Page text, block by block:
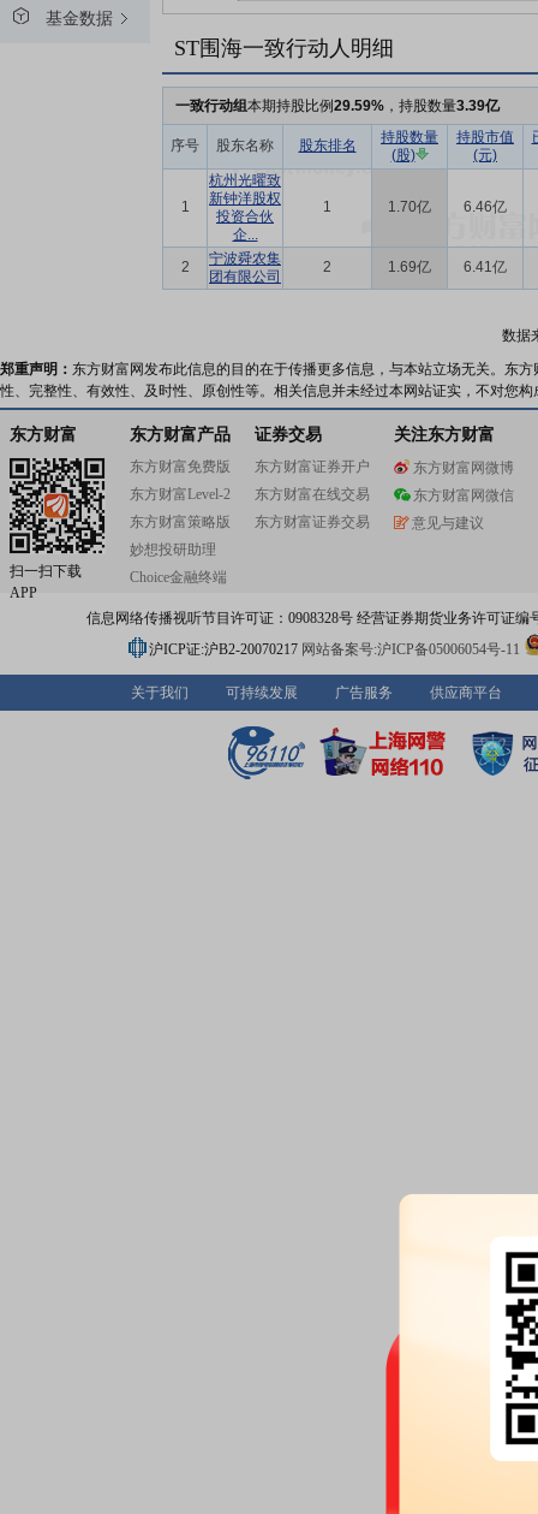
基金数据
ST围海一致行动人明细
一致行动组本期持股比例29.59% ，持股数量3.39亿
序号 股东名称 股东排名
持股数量
(股)
持股市值
(元)
1
杭州光曜致
新钟洋股权
投资合伙
企...
1 1.70亿 6.46亿
2
宁波舜农集
团有限公司
2 1.69亿 6.41亿
数据
郑重声明： 东方财富网发布此信息的目的在于传播更多信息，与本站立场无关。东
性、完整性、有效性、及时性、原创性等。相关信息并未经过本网站证实，不对您
东方财富
扫一扫下载
APP
东方财富产品
东方财富免费版
东方财富Level-2
东方财富策略版
妙想投研助理
Choice金融终端
证券交易
东方财富证券开户
东方财富在线交易
东方财富证券交易
关注东方财富
东方财富网微博
东方财富网微信
意见与建议
信息网络传播视听节目许可证：0908328号 经营证券期货业务许可证编
沪ICP证:沪B2-20070217 网站备案号:沪ICP备05006054号-11
关于我们 可持续发展 广告服务 供应商平台